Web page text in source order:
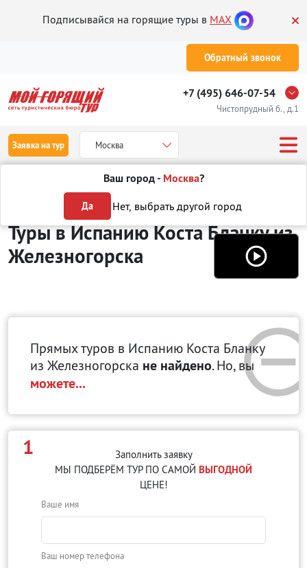
Подписывайся на горящие туры в MAX
Обратный звонок
+7 (495) 646-07-54
Чистопрудный б., д.1
Заявка на тур Москва
Ваш город - Москва?
Да Нет, выбрать другой город
Отдых в Испании
Туры в Испанию Коста Бланкуиз
Железногорска
Прямых туров в Испанию Коста Бланку
из Железногорска не найдено. Но, вы
можете...
1
Заполнить заявку
МЫ ПОДБЕРЁМ ТУР ПО САМОЙ ВЫГОДНОЙ
ЦЕНЕ!
Ваше имя
Ваш номер телефона